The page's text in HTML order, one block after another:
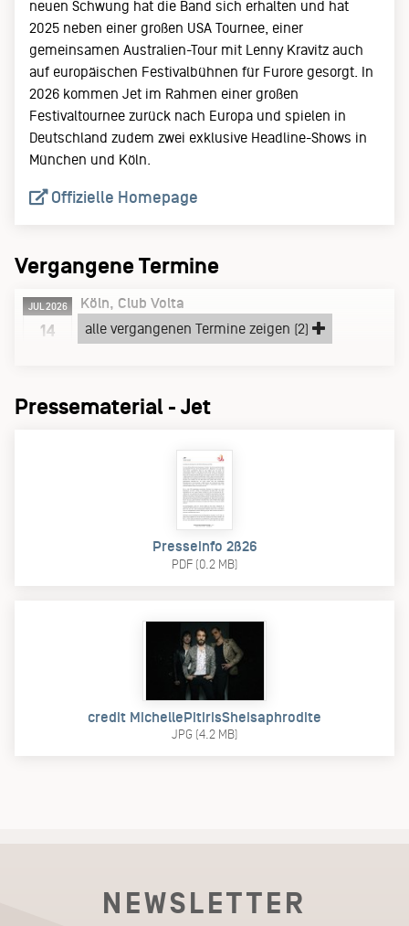
neuen Schwung hat die Band sich erhalten und hat
2025 neben einer großen USA Tournee, einer
gemeinsamen Australien-Tour mit Lenny Kravitz auch
auf europäischen Festivalbühnen für Furore gesorgt. In
2026 kommen Jet im Rahmen einer großen
Festivaltournee zurück nach Europa und spielen in
Deutschland zudem zwei exklusive Headline-Shows in
München und Köln.
Offizielle Homepage
Vergangene Termine
JUL 2026
14
Köln
Club Volta
Dienstag, 14.07.26
alle vergangenen Termine zeigen (2)
Pressematerial - Jet
Presseinfo 2ß26
PDF (0.2 MB)
credit MichellePitirisSheisaphrodite
JPG (4.2 MB)
NEWSLETTER